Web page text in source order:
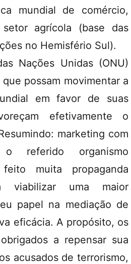
mundial de comércio,
agrícola (base das
no Hemisfério Sul).
Nações Unidas (ONU)
possam movimentar a
em favor de suas
efetivamente o
marketing com
referido organismo
muita propaganda
viabilizar uma maior
papel na mediação de
eficácia. A propósito, os
a repensar sua
acusados de terrorismo,